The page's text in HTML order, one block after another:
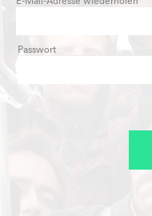
Passwort